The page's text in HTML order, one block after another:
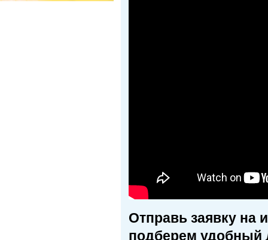
Отправь заявку на
подберем удобный